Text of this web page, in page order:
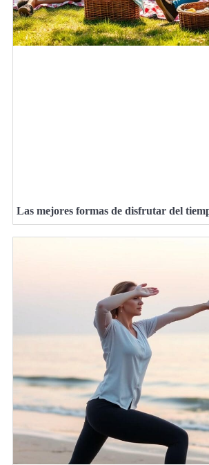
Las mejores formas de disfrutar del